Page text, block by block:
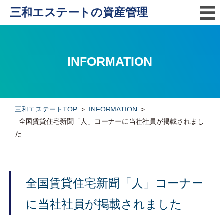
三和エステートの資産管理
INFORMATION
三和エステートTOP > INFORMATION >
全国賃貸住宅新聞「人」コーナーに当社社員が掲載されまし
た
全国賃貸住宅新聞「人」コーナー
に当社社員が掲載されました